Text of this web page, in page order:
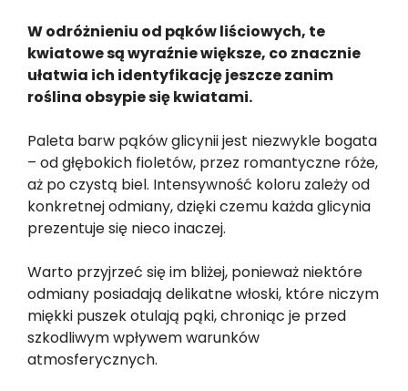
W odróżnieniu od pąków liściowych, te
kwiatowe są wyraźnie większe, co znacznie
ułatwia ich identyfikację jeszcze zanim
roślina obsypie się kwiatami.
Paleta barw pąków glicynii jest niezwykle bogata
– od głębokich fioletów, przez romantyczne róże,
aż po czystą biel. Intensywność koloru zależy od
konkretnej odmiany, dzięki czemu każda glicynia
prezentuje się nieco inaczej.
Warto przyjrzeć się im bliżej, ponieważ niektóre
odmiany posiadają delikatne włoski, które niczym
miękki puszek otulają pąki, chroniąc je przed
szkodliwym wpływem warunków
atmosferycznych.